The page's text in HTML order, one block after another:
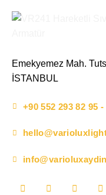
Emekyemez Mah.
İSTANBUL
+90 552 293 82 95